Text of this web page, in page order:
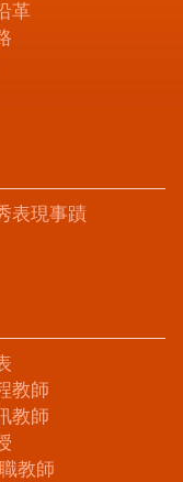
革
表現事蹟
教師
教師
教師